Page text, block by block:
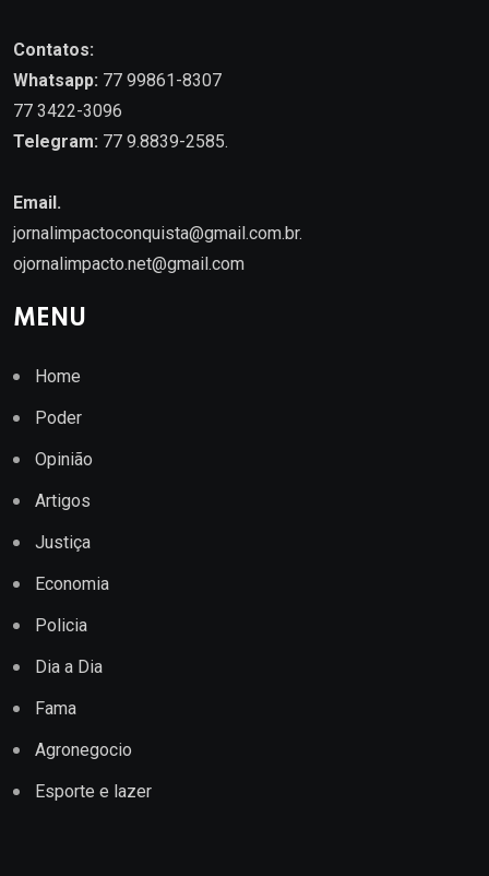
Contatos:
Whatsapp: 77 99861-8307
77 3422-3096
Telegram: 77 9.8839-2585.
Email.
jornalimpactoconquista@gmail.com.br.
ojornalimpacto.net@gmail.com
MENU
Home
Poder
Opinião
Artigos
Justiça
Economia
Policia
Dia a Dia
Fama
Agronegocio
Esporte e lazer